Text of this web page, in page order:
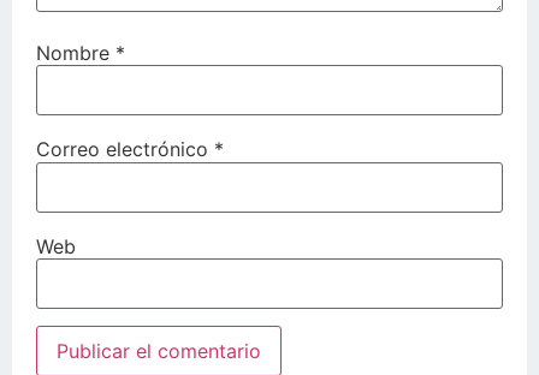
Nombre *
Correo electrónico *
Web